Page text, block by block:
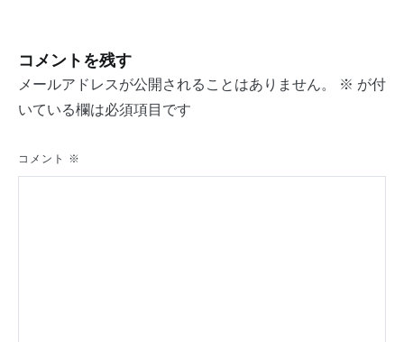
ビ
ゲ
シ
コメントを残す
メールアドレスが公開されることはありません。 ※ が付
いている欄は必須項目です
コメント ※